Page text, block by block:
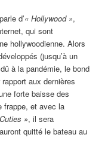
d’« Hollywood »,
qui sont
hollywoodienne. Alors
(jusqu’à un
à la pandémie, le bond
aux dernières
forte baisse des
frappe, et avec la
», il sera
quitté le bateau au